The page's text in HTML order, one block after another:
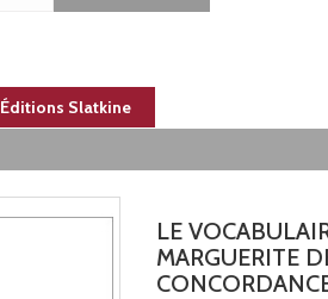
Éditions Slatkine
LE
MARGUERITE